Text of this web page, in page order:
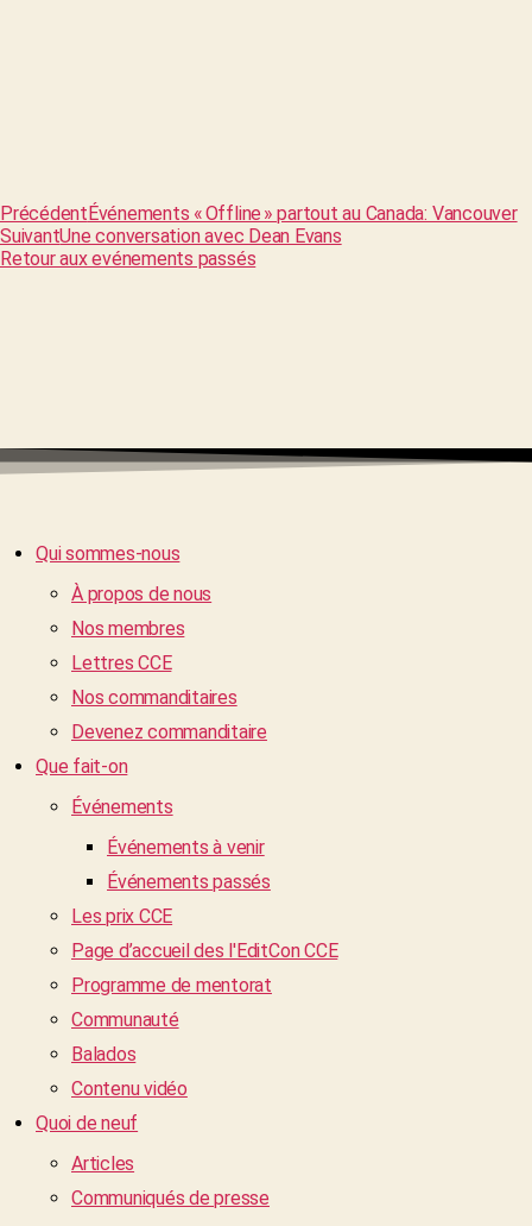
PrécédentÉvénements « Offline » partout au Canada: Vancouver
SuivantUne conversation avec Dean Evans
Retour aux evénements passés
Qui sommes-nous
À propos de nous
Nos membres
Lettres CCE
Nos commanditaires
Devenez commanditaire
Que fait-on
Événements
Événements à venir
Événements passés
Les prix CCE
Page d’accueil des l'EditCon CCE
Programme de mentorat
Communauté
Balados
Contenu vidéo
Quoi de neuf
Articles
Communiqués de presse